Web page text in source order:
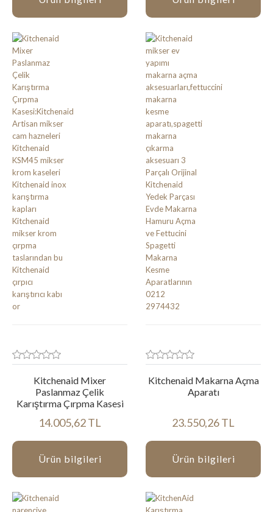
Kitchenaid Mixer
Paslanmaz Çelik
Karıştırma Çırpma Kasesi
14.005,62 TL
Ürün bilgileri
Kitchenaid Makarna Açma
Aparatı
23.550,26 TL
Ürün bilgileri